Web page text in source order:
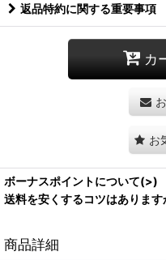
返品特約に関する重要事項
カ
お
ボーナスポイントについて(>)
送料を安くするコツはありま
商品詳細